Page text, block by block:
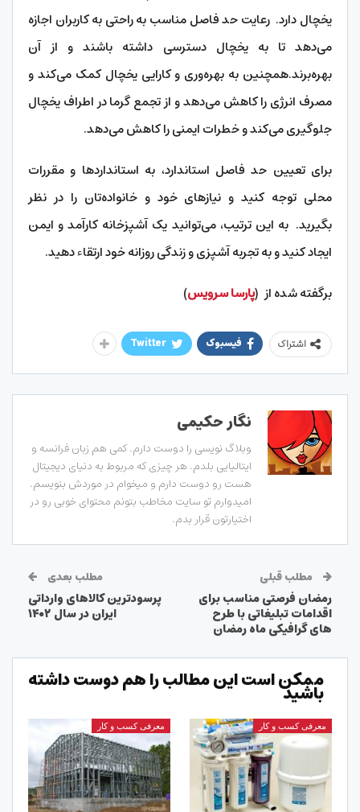
یخچال دارد. رعایت حد فاصل مناسب به راحتی به کاربران اجازه
می‌دهد تا به یخچال دسترسی داشته باشند و از آن
بهره‌برند.همچنین به بهره‌وری و کارایی یخچال کمک می‌کند و
مصرف انرژی را کاهش می‌دهد و از تجمع گرما در اطراف یخچال
جلوگیری می‌کند و خطرات ایمنی را کاهش می‌دهد.
برای تعیین حد فاصل استاندارد، به استانداردها و مقررات
محلی توجه کنید و نیازهای خود و خانواده‌تان را در نظر
بگیرید. به این ترتیب، می‌توانید یک آشپزخانه کارآمد و ایمن
ایجاد کنید و به تجربه آشپزی و زندگی روزانه خود ارتقاء دهید.
برگفته شده از (پارسا سرویس)
اشتراک فیسبوک Twitter
نگار حکیمی
وبلاگ نویسی را دوست دارم. کمی هم زبان فرانسه و
ایتالیایی بلدم. هر چیزی که مربوط به دنیای دیجیتال
هست رو دوست دارم و میخوام در موردش بنویسم.
امیدوارم تو سایت مخاطب بتونم محتوای خوبی رو در
اختیارتون قرار بدم.
مطلب قبلی
رمضان فرصتی مناسب برای
اقدامات تبلیغاتی با طرح
های گرافیکی ماه رمضان
مطلب بعدی
پرسودترین کالاهای وارداتی
ایران در سال ۱۴۰۲
ممکن است این مطالب را هم دوست داشته
باشید
معرفی کسب و کار معرفی کسب و کار